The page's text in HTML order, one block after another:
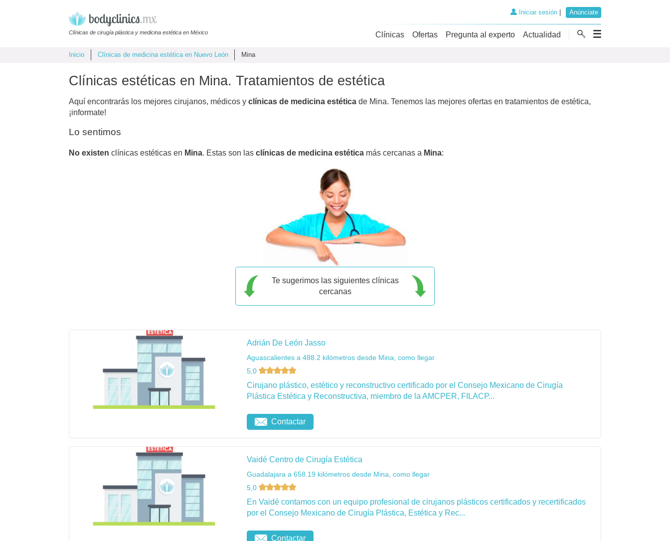
Clínicas de cirugía plástica y medicina estética en México
Iniciar sesión| Anúnciate
Clínicas Ofertas Pregunta al experto Actualidad
Inicio Clínicas de medicina estética en Nuevo León Mina
Clínicas estéticas en Mina. Tratamientos de estética
Aquí encontrarás los mejores cirujanos, médicos y clínicas de medicina estética de Mina. Tenemos las mejores ofertas en tratamientos de estética,
¡informate!
Lo sentimos
No existen clínicas estéticas en Mina. Estas son las clínicas de medicina estética más cercanas a Mina:
Te sugerimos las siguientes clínicas
cercanas
Adrián De León Jasso
Aguascalientes a 488.2 kilómetros desde Mina, como llegar
5,0
Cirujano plástico, estético y reconstructivo certificado por el Consejo Mexicano de Cirugía
Plástica Estética y Reconstructiva, miembro de la AMCPER, FILACP...
Contactar
Vaidé Centro de Cirugía Estética
Guadalajara a 658.19 kilómetros desde Mina, como llegar
5,0
En Vaidé contamos con un equipo profesional de cirujanos plásticos certificados y recertificados
por el Consejo Mexicano de Cirugía Plástica, Estética y Rec...
Contactar